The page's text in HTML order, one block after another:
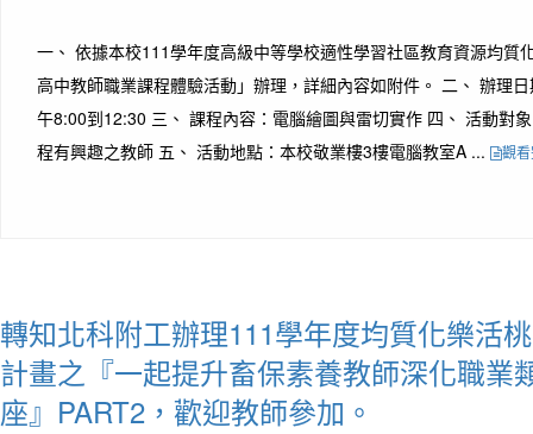
一、 依據本校111學年度高級中等學校適性學習社區教育資源均質
高中教師職業課程體驗活動」辦理，詳細內容如附件。 二、 辦理
午8:00到12:30 三、 課程內容：電腦繪圖與雷切實作 四、 活動對
程有興趣之教師 五、 活動地點：本校敬業樓3樓電腦教室A ...
觀
轉知北科附工辦理111學年度均質化樂活
計畫之『一起提升畜保素養教師深化職業
座』PART2，歡迎教師參加。